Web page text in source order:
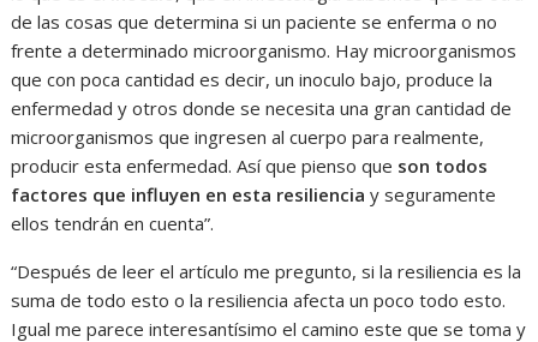
de las cosas que determina si un paciente se enferma o no
frente a determinado microorganismo. Hay microorganismos
que con poca cantidad es decir, un inoculo bajo, produce la
enfermedad y otros donde se necesita una gran cantidad de
microorganismos que ingresen al cuerpo para realmente,
producir esta enfermedad. Así que pienso que son todos
factores que influyen en esta resilienciay seguramente
ellos tendrán en cuenta”.
“Después de leer el artículo me pregunto, si la resiliencia es la
suma de todo esto o la resiliencia afecta un poco todo esto.
Igual me parece interesantísimo el camino este que se toma y